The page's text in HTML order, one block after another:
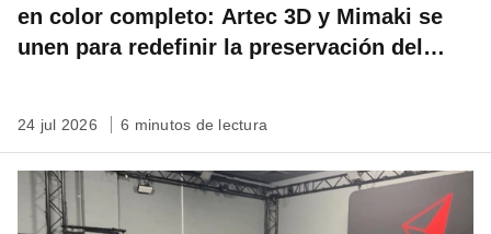
en color completo: Artec 3D y Mimaki se
unen para redefinir la preservación del
24 jul 2026 6 minutos de lectura